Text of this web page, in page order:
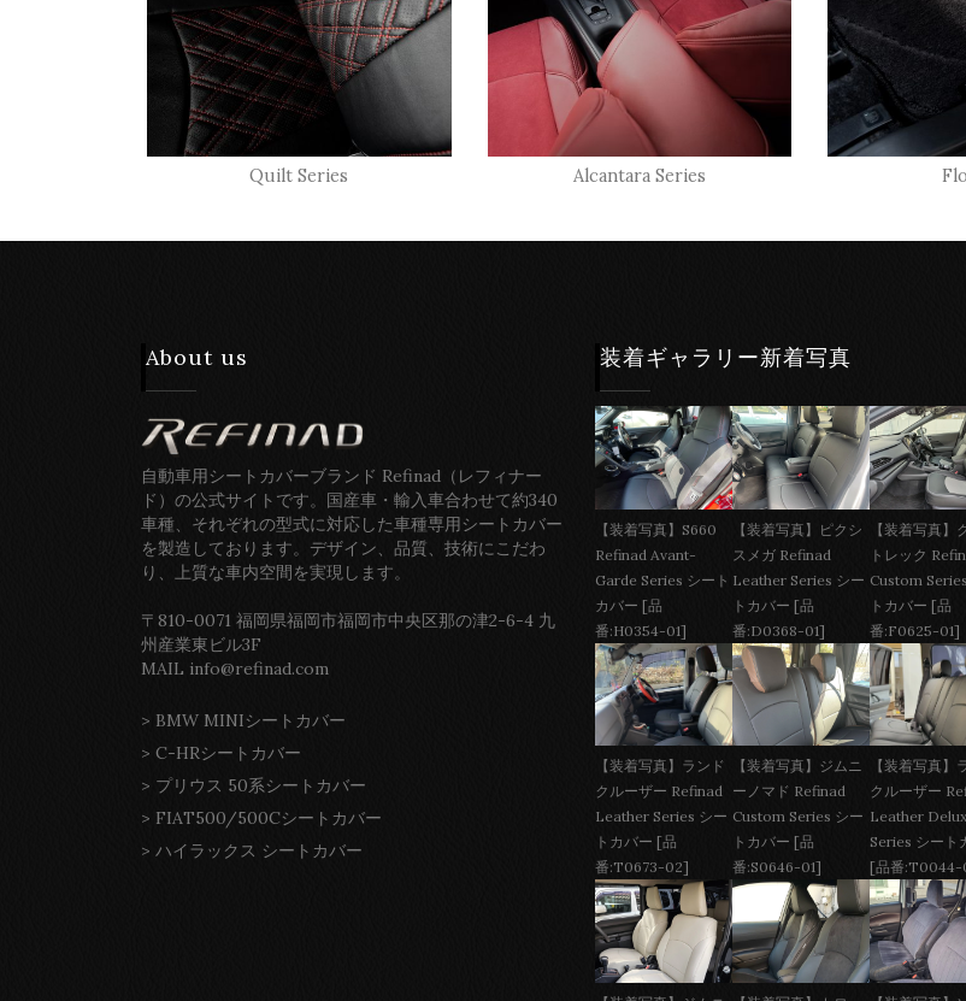
Quilt Series Alcantara Series
About us
自動車用シートカバーブランド Refinad（レフィナー
ド）の公式サイトです。国産車・輸入車合わせて約340
車種、それぞれの型式に対応した車種専用シートカバー
を製造しております。デザイン、品質、技術にこだわ
り、上質な車内空間を実現します。
〒810-0071 福岡県福岡市福岡市中央区那の津2-6-4 九
州産業東ビル3F
MAIL info@refinad.com
> BMW MINIシートカバー
> C-HRシートカバー
> プリウス 50系シートカバー
> FIAT500/500Cシートカバー
> ハイラックス シートカバー
装着ギャラリー新着写真
【装着写真】S660
Refinad Avant-
Garde Series シート
カバー [品
番:H0354-01]
【装着写真】ピクシ
スメガ Refinad
Leather Series シー
トカバー [品
番:D0368-01]
【装着写真】
トレック
Custom
トカバー [品
番:F0625-01]
【装着写真】ランド
クルーザー Refinad
Leather Series シー
トカバー [品
番:T0673-02]
【装着写真】ジムニ
ーノマド Refinad
Custom Series シー
トカバー [品
番:S0646-01]
【装着写真】
クルーザー
Leather
Series シート
[品番:T0044-